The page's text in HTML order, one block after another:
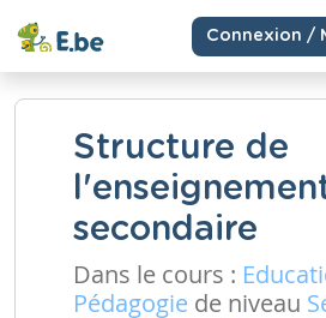
Connexion /
Structure de
secondaire
Dans le cours :
Pédagogie de niveau